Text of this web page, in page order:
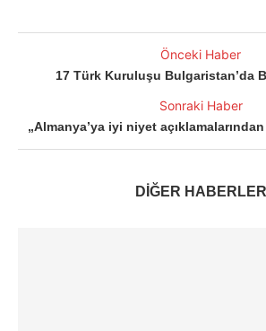
Önceki Haber
17 Türk Kuruluşu Bulgaristan’da
Sonraki Haber
„Almanya’ya iyi niyet
DİĞER HABERLER